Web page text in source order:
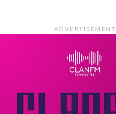
ADVERTISEMENT